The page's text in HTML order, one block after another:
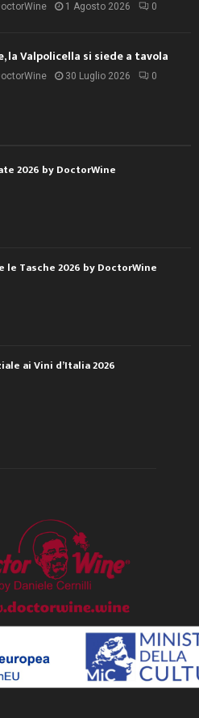
1 Agosto 2026 0
la Valpolicella si siede a tavola
30 Luglio 2026 0
2026 by DoctorWine
Tasche 2026 by DoctorWine
ai Vini d’Italia 2026